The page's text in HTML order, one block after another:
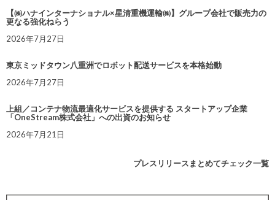
【㈱ハナインターナショナル×星清重機運輸㈱】グループ会社で販売力の
更なる強化ねらう
2026年7月27日
東京ミッドタウン八重洲でロボット配送サービスを本格始動
2026年7月27日
上組／コンテナ物流最適化サービスを提供する スタートアップ企業
「OneStream株式会社」への出資のお知らせ
2026年7月21日
プレスリリースまとめてチェック一覧